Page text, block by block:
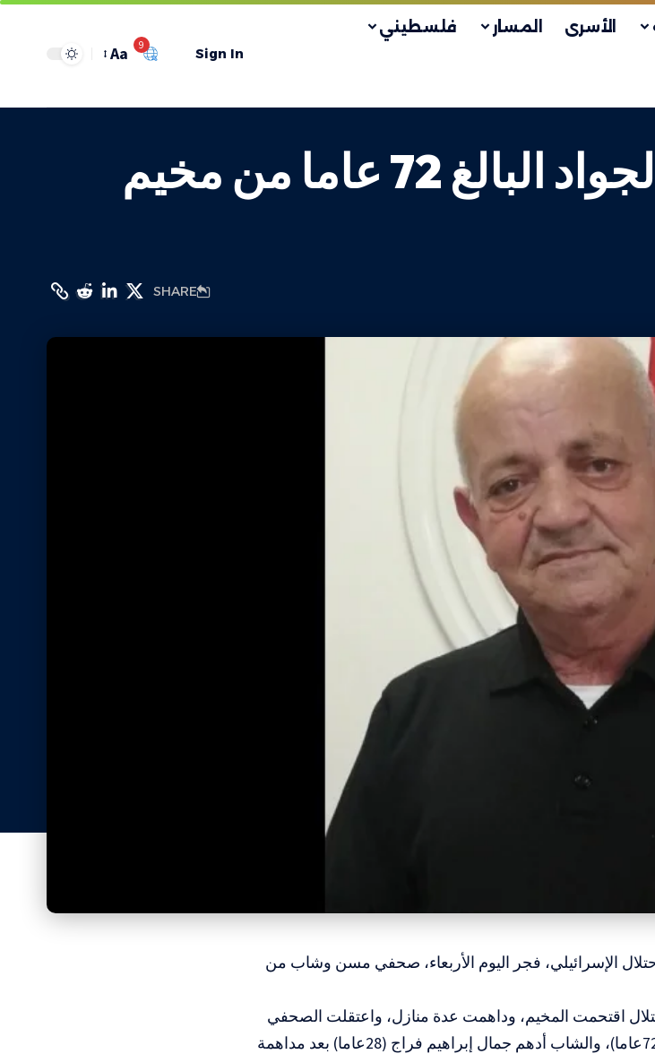
الأسرى المسار فلسطيني
Sign In
9
Aa
اعتقال الصحفي حسن عبد الجواد البالغ 72 عاما من مخيم
SHARE
الإسرائيلي، فجر اليوم الأربعاء، صحفي مسن وشاب من
اقتحمت المخيم، وداهمت عدة منازل، واعتقلت الصحفي
حسن محمود عبد الجواد الفرارجة (72عاما)، والشاب أدهم جمال إبراهيم فراج (28عاما) بعد مداهمة